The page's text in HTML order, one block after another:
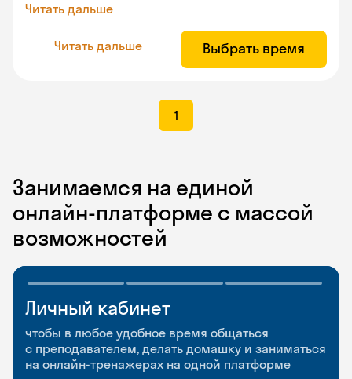
Читать дальше
Читать дальше Выбрать время
1
Занимаемся на единой
онлайн-платформе с массой
возможностей
Личный кабинет
чтобы в любое удобное время общаться
с преподавателем, делать домашку и заниматься
на онлайн-тренажерах на одной платформе
Мобильное
приложение
чтобы заниматься и изучать новые слова где
и когда удобно
Разговорные клубы
и Talks
Групповые занятия для разговорной практики
и индивидуальные встречи с преподавателями